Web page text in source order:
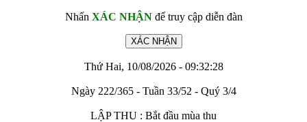
Nhấn XÁC NHẬNđể truy cập diễn đàn
Thứ Hai, 10/08/2026 - 09:32:28
Ngày 222/365 - Tuần 33/52 - Quý 3/4
LẬP THU : Bắt đầu mùa thu